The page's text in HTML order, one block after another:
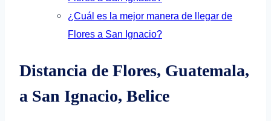
¿Cuál es la mejor manera de llegar de
Flores a San Ignacio?
Distancia de Flores, Guatemala,
a San Ignacio, Belice